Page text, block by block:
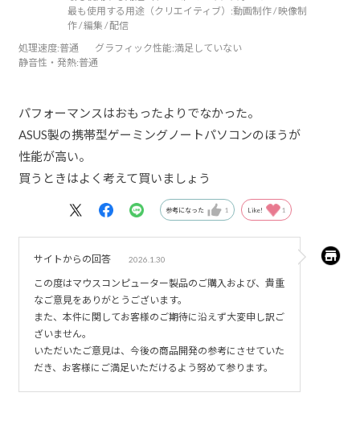
最も使用する用途（クリエイティブ）:動画制作 / 映像制
作 / 編集 / 配信
処理速度:普通 グラフィック性能:満足していない
静音性・発熱:普通
パフォーマンスはおもったよりでなかった。
ASUS製の携帯型ゲーミングノートパソコンのほうが
性能が高い。
買うときはよく考えて買いましょう
参考になった 1 Like! 1
サイトからの回答 2026.1.30
この度はマウスコンピューター製品のご購入および、貴重
なご意見をありがとうございます。
また、本件に関してお客様のご期待に沿えず大変申し訳ご
ざいません。
いただいたご意見は、今後の商品開発の参考にさせていた
だき、お客様にご満足いただけるよう努めて参ります。